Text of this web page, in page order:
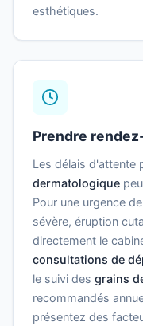
esthétiques.
Prendre
Les délais d'attente
dermatologique
Pour une urgence
sévère, éruption
directement le
consultations de
le suivi des grains
recommandés
présentez des